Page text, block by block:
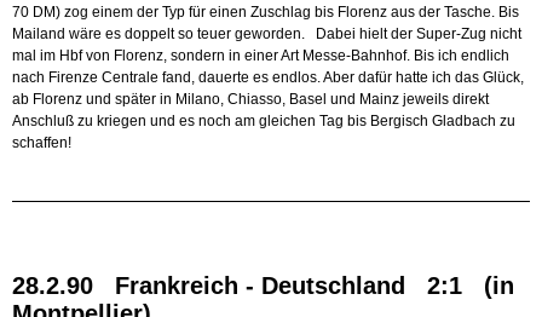
70 DM) zog einem der Typ für einen Zuschlag bis Florenz aus der Tasche. Bis
Mailand wäre es doppelt so teuer geworden. Dabei hielt der Super-Zug nicht
mal im Hbf von Florenz, sondern in einer Art Messe-Bahnhof. Bis ich endlich
nach Firenze Centrale fand, dauerte es endlos. Aber dafür hatte ich das Glück,
ab Florenz und später in Milano, Chiasso, Basel und Mainz jeweils direkt
Anschluß zu kriegen und es noch am gleichen Tag bis Bergisch Gladbach zu
schaffen!
28.2.90 Frankreich - Deutschland 2:1 (in